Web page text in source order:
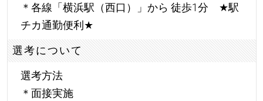
＊各線「横浜駅（西口）」から 徒歩1分 ★駅
チカ通勤便利★
選考について
選考方法
＊面接実施